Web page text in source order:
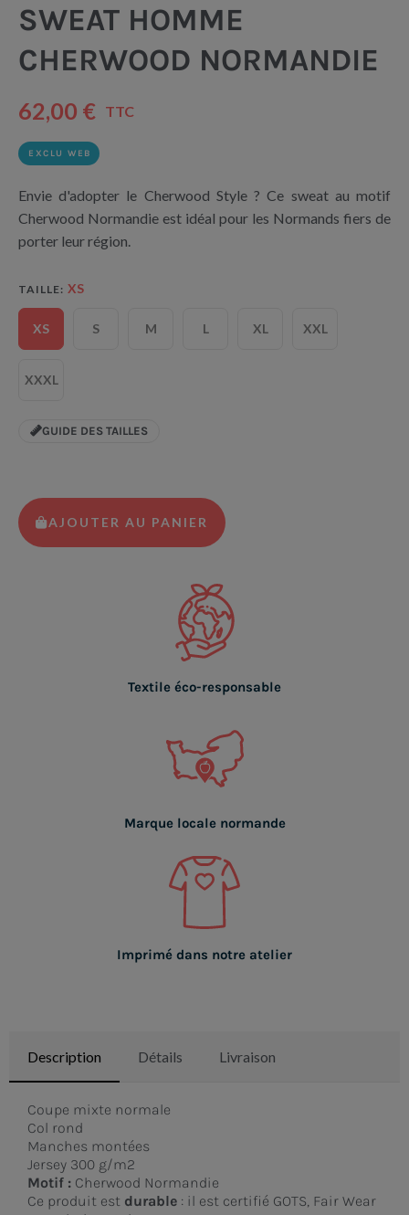
SWEAT HOMME
CHERWOOD NORMANDIE
62,00 € TTC
EXCLU WEB
Envie d'adopter le Cherwood Style ? Ce sweat au motif
Cherwood Normandie est idéal pour les Normands fiers de
porter leur région.
TAILLE XS
XS S M L XL XXL
XXXL
GUIDE DES TAILLES
AJOUTER AU PANIER
Textile éco-responsable
Marque locale normande
Imprimé dans notre atelier
Description Détails Livraison
Coupe mixte normale
Col rond
Manches montées
Jersey 300 g/m2
Motif : Cherwood Normandie
Ce produit est durable : il est certifié GOTS, Fair Wear